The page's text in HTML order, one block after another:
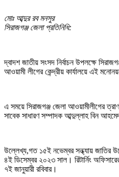
মোঃ আব্দুর রব মনসুর
সিরাজগঞ্জ জেলা প্রতিনিধি:
দ্বাদশ জাতীয় সংসদ নির্বাচন উপলক্ষে
আওয়ামী লীগের কেন্দ্রীয় কার্যালয়ে এই
এ সময়ে সিরাজগঞ্জ জেলা আওয়ামীলীগের
সাবেক সাধারণ সম্পাদক আব্দুল্লাহ বিন
উল্লেখ্য,গত ১৫ই নভেম্বর সন্ধ্যায় জাতির
৪ই ডিসেম্বর ২০২৩ সাল। রিটার্নিং
৭ই জানুয়ারী রবিবার।